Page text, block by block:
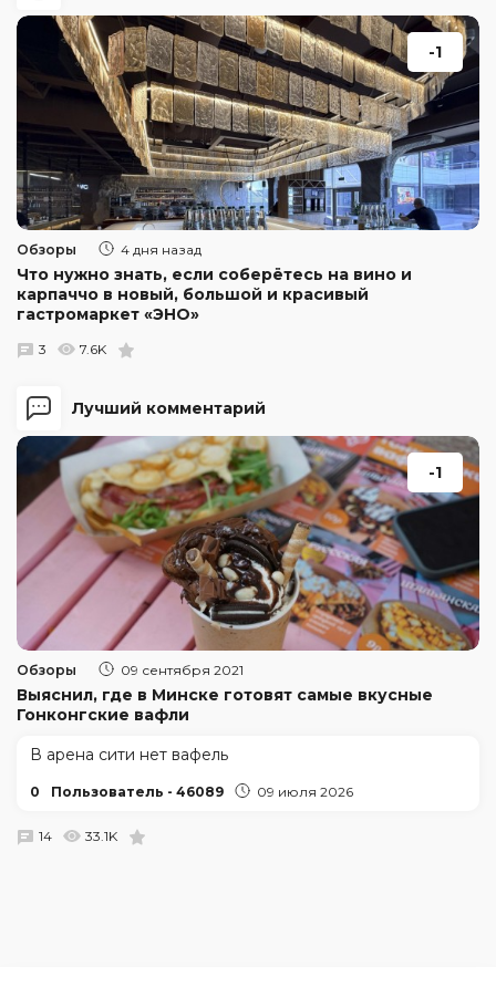
Лучший комментарий
-1
Обзоры 09 сентября 2021
Выяснил, где в Минске готовят самые вкусные
Гонконгские вафли
В арена сити нет вафель
0 Пользователь - 46089 09 июля 2026
14 33.1K
-1
Обзоры 4 дня назад
Что нужно знать, если соберётесь на вино и
карпаччо в новый, большой и красивый
гастромаркет «ЭНО»
3 7.6K